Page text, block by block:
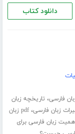
دانلود کتاب
فارسی، تاریخچه زبان
زبان فارسی،
pdf زبان
زبان فارسی برای